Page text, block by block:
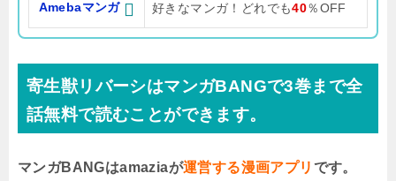
Amebaマンガ 好きなマンガ！どれでも40％OFF
寄生獣リバーシはマンガBANGで3巻まで全
話無料で読むことができます。
マンガBANGはamaziaが運営する漫画アプリ です。